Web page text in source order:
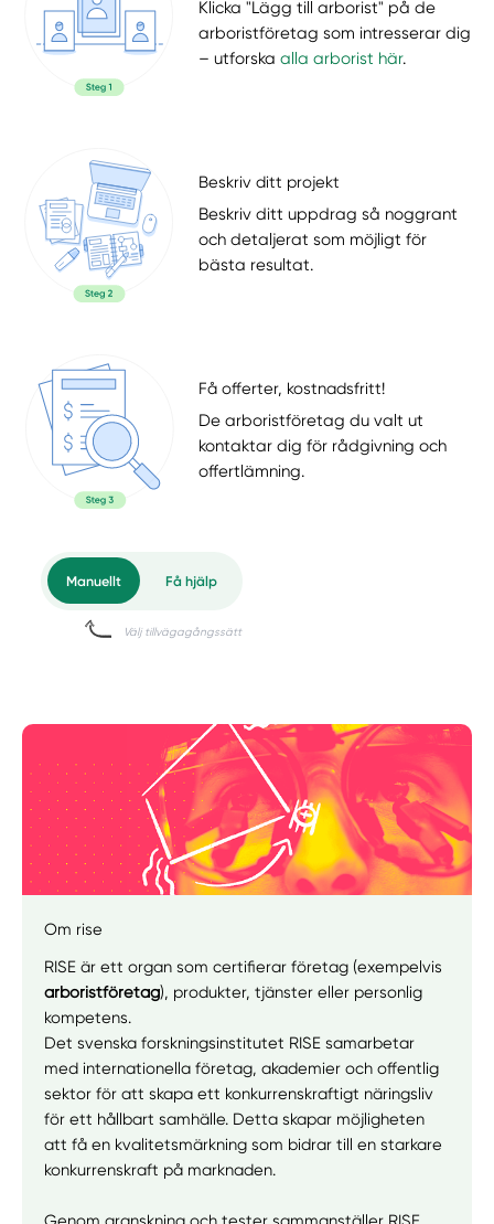
Klicka "Lägg till arborist" på de
arboristföretag som intresserar dig
– utforskaalla arborist här.
Beskriv ditt projekt
Beskriv ditt uppdrag så noggrant
och detaljerat som möjligt för
bästa resultat.
Få offerter, kostnadsfritt!
De arboristföretag du valt ut
kontaktar dig för rådgivning och
offertlämning.
Manuellt Få hjälp
Välj tillvägagångssätt
Om rise
RISE är ett organ som certifierar företag (exempelvis
arboristföretag), produkter, tjänster eller personlig
kompetens.
Det svenska forskningsinstitutet RISE samarbetar
med internationella företag, akademier och offentlig
sektor för att skapa ett konkurrenskraftigt näringsliv
för ett hållbart samhälle. Detta skapar möjligheten
att få en kvalitetsmärkning som bidrar till en starkare
konkurrenskraft på marknaden.